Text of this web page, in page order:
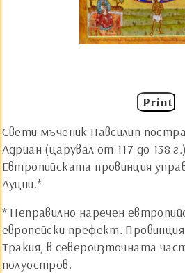
Print
Свети мъченик Павсилип
Адриан (царувал от 117 до 138
Евтропийската провинция
Луций.*
* Неправилно наречен
европейски префект.
Тракия, в североизточната
полуостров.